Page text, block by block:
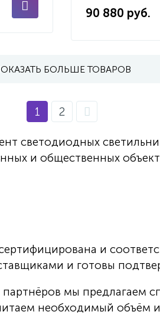
90 880 руб.
БОЛЬШЕ ТОВАРОВ
1 2
светодиодных
и общественных
и
и готовы
мы предлагаем
необходимый